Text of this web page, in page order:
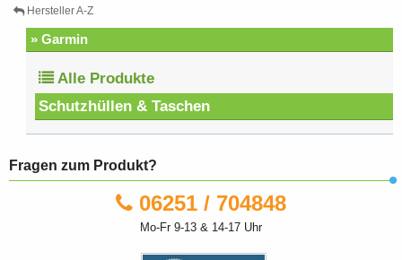
Hersteller A-Z
» Garmin
Alle Produkte
Schutzhüllen & Taschen
Fragen zum Produkt?
06251 / 704848
Mo-Fr 9-13 & 14-17 Uhr